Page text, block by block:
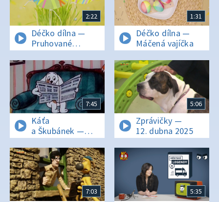
2:22
Déčko dílna —
Pruhované
slepičky
1:31
Déčko dílna —
Máčená vajíčka
7:45
Káťa
a Škubánek —
Jak si ušetřit
práci
5:06
Zprávičky —
12. dubna 2025
7:03 5:35